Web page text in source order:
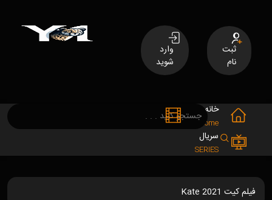
ثبت
نام
وارد
شوید
خانه
Home
سریال
SERIES
فیلم کیت Kate 2021